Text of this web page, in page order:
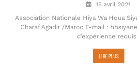
15 avril 2021
Association Nationale Hiya Wa Houa
Charaf Agadir /Maroc E-mail :
d’expérience
LIRE PLUS